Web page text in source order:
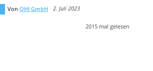
Von OHI GmbH 2. Juli 2023
2015 mal gelesen